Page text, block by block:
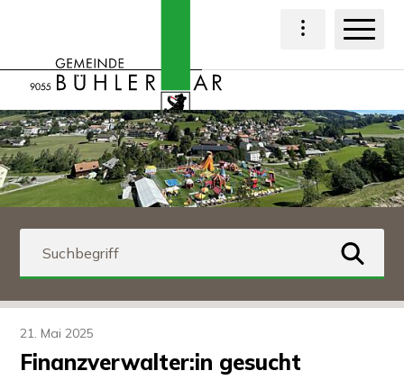
Navigieren in
suchen
Finanzverwalter:in gesucht
21. Mai 2025